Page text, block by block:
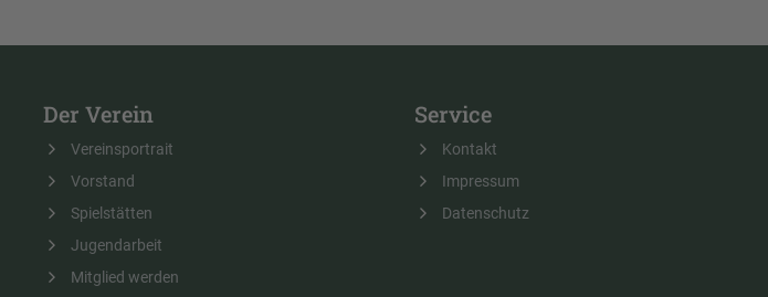
Der Verein
Vereinsportrait
Vorstand
Spielstätten
Jugendarbeit
Mitglied werden
Service
Kontakt
Impressum
Datenschutz